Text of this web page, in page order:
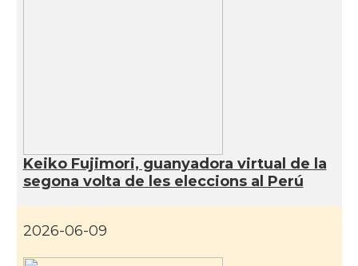
Keiko Fujimori, guanyadora virtual de la
segona volta de les eleccions al Perú
2026-06-09